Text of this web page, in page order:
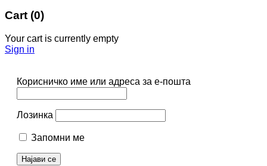
Cart (0)
Your cart is currently empty
Sign in
Корисничко име или адреса за е-пошта
Лозинка
Запомни ме